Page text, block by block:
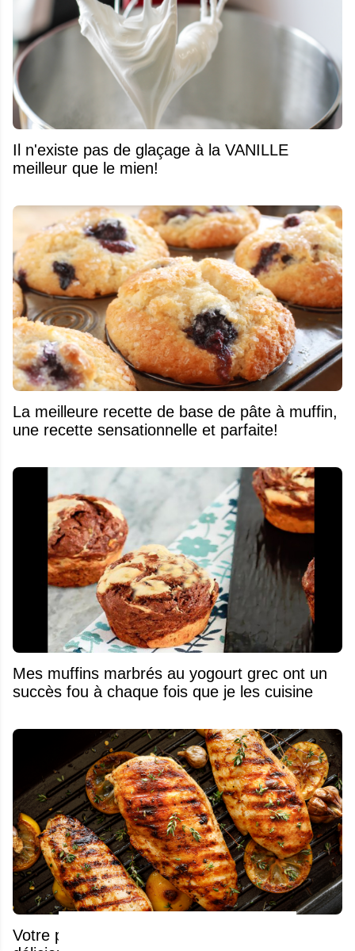
Il n'existe pas de glaçage à la VANILLE
meilleur que le mien!
La meilleure recette de base de pâte à muffin,
une recette sensationnelle et parfaite!
Mes muffins marbrés au yogourt grec ont un
succès fou à chaque fois que je les cuisine
Votre poulet goûtera le ciel avec cette